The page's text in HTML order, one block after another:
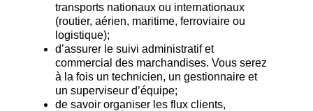
transports nationaux ou internationaux
(routier, aérien, maritime, ferroviaire ou
logistique);
d’assurer le suivi administratif et
commercial des marchandises. Vous serez
à la fois un technicien, un gestionnaire et
un superviseur d’équipe;
de savoir organiser les flux clients,